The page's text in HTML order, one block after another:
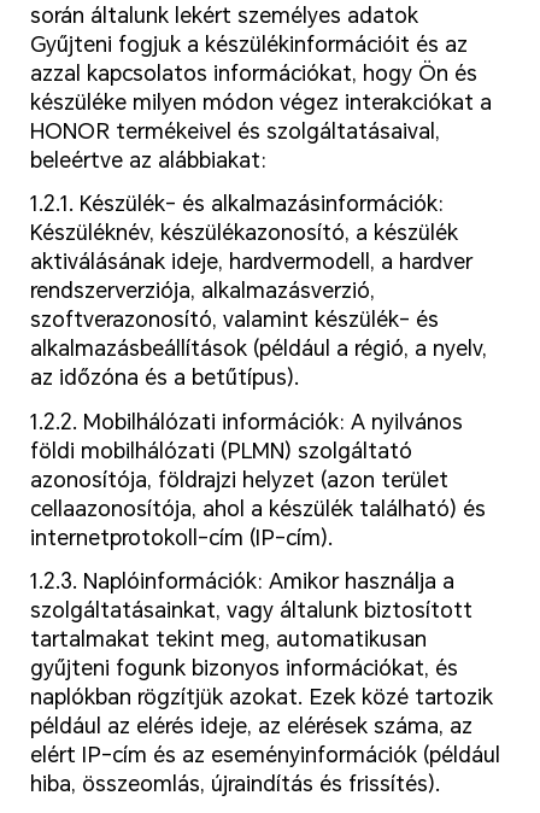
során általunk lekért személyes adatok
Gyűjteni fogjuk a készülékinformációit és az
azzal kapcsolatos információkat, hogy Ön és
készüléke milyen módon végez interakciókat a
HONOR termékeivel és szolgáltatásaival,
beleértve az alábbiakat:
1.2.1. Készülék- és alkalmazásinformációk:
Készüléknév, készülékazonosító, a készülék
aktiválásának ideje, hardvermodell, a hardver
rendszerverziója, alkalmazásverzió,
szoftverazonosító, valamint készülék- és
alkalmazásbeállítások (például a régió, a nyelv,
az időzóna és a betűtípus).
1.2.2. Mobilhálózati információk: A nyilvános
földi mobilhálózati (PLMN) szolgáltató
azonosítója, földrajzi helyzet (azon terület
cellaazonosítója, ahol a készülék található) és
internetprotokoll-cím (IP-cím).
1.2.3. Naplóinformációk: Amikor használja a
szolgáltatásainkat, vagy általunk biztosított
tartalmakat tekint meg, automatikusan
gyűjteni fogunk bizonyos információkat, és
naplókban rögzítjük azokat. Ezek közé tartozik
például az elérés ideje, az elérések száma, az
elért IP-cím és az eseményinformációk (például
hiba, összeomlás, újraindítás és frissítés).